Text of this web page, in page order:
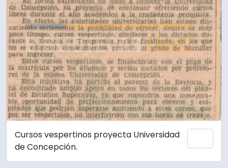
Cursos vespertinos proyecta Universidad
de Concepción.